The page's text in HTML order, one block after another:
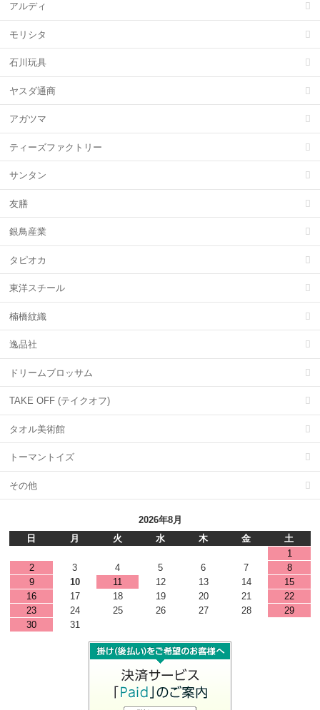
アルディ
モリシタ
石川玩具
ヤスダ通商
アガツマ
ティーズファクトリー
サンタン
友膳
銀鳥産業
タピオカ
東洋スチール
楠橋紋織
逸品社
ドリームブロッサム
TAKE OFF (テイクオフ)
タオル美術館
トーマントイズ
その他
2026年8月
日
月 火 水 木 金
土
1
2
3 4 5 6 7
8
9
10 11 12 13 14
15
16
17 18 19 20 21
22
23
24 25 26 27 28
29
30
31